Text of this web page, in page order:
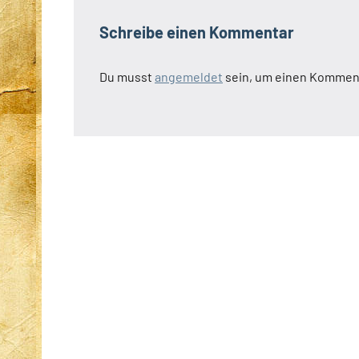
Schreibe einen Kommentar
Du musst angemeldet sein, um einen